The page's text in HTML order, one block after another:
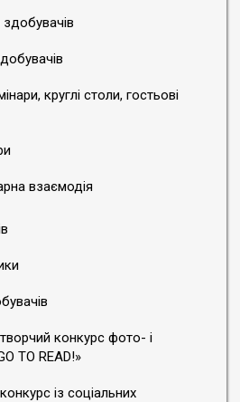
круглі столи, гостьові
взаємодія
конкурс фото- і
TO READ!»
із соціальних